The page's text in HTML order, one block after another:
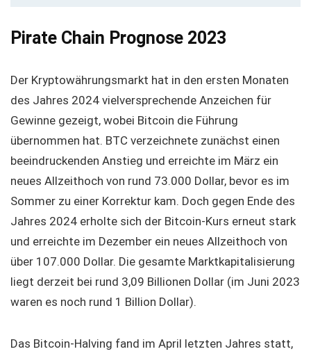
Pirate Chain Prognose 2023
Der Kryptowährungsmarkt hat in den ersten Monaten
des Jahres 2024 vielversprechende Anzeichen für
Gewinne gezeigt, wobei Bitcoin die Führung
übernommen hat. BTC verzeichnete zunächst einen
beeindruckenden Anstieg und erreichte im März ein
neues Allzeithoch von rund 73.000 Dollar, bevor es im
Sommer zu einer Korrektur kam. Doch gegen Ende des
Jahres 2024 erholte sich der Bitcoin-Kurs erneut stark
und erreichte im Dezember ein neues Allzeithoch von
über 107.000 Dollar. Die gesamte Marktkapitalisierung
liegt derzeit bei rund 3,09 Billionen Dollar (im Juni 2023
waren es noch rund 1 Billion Dollar).
Das Bitcoin-Halving fand im April letzten Jahres statt,